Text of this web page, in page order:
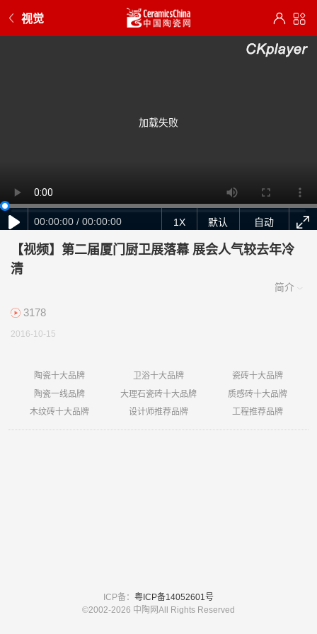
视觉
自动
1X 默认
00:00:00 / 00:00:00
加载失败
【视频】第二届厦门厨卫展落幕 展会人气较去年冷
清
3178
2016-10-15
陶瓷十大品牌 卫浴十大品牌
瓷砖十大品牌
陶瓷一线品牌
大理石瓷砖十大品牌
质感砖十大品牌
木纹砖十大品牌
设计师推荐品牌 工程推荐品牌
ICP备： 粤ICP备14052601号
©2002-2026 中陶网All Rights Reserved